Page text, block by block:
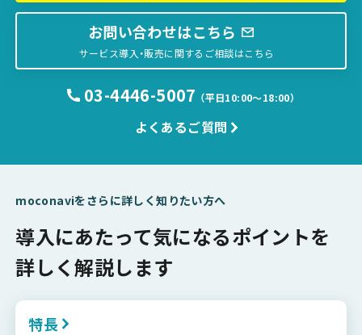
お問い合わせはこちら
サービス導入・販売に関するご相談はこちら
03-4446-5007 （平日10:00〜18:00）
よくあるご質問
moconaviをさらに詳しく知りたい方へ
導入にあたって気になるポイントを
詳しく解説します
特長